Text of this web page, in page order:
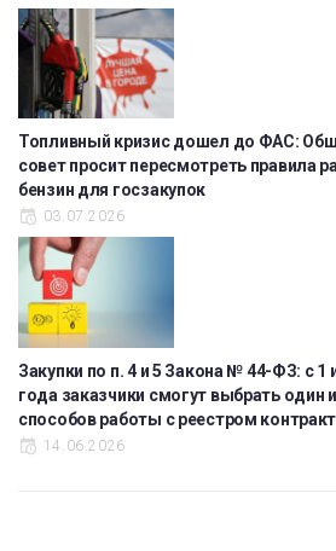
Топливный кризис дошел до ФАС:
совет просит пересмотреть правила
бензин для госзакупок
03.07.2026
Закупки по п. 4 и 5 Закона № 44-ФЗ: с 1
года заказчики смогут выбрать один
способов работы с реестром
14.06.2026